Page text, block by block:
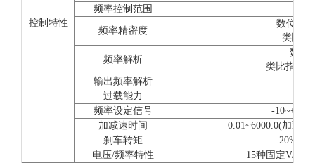
控制特性
频率控制范围
频率精密度
数位指
类比指
频率解析
数位
类比指令
输出频率解析
过载能力
频率设定信号
-
加减速时间
0.01~6000.0(加速
刹车转矩
20%(附
电压/频率特性
15种固定V/f特